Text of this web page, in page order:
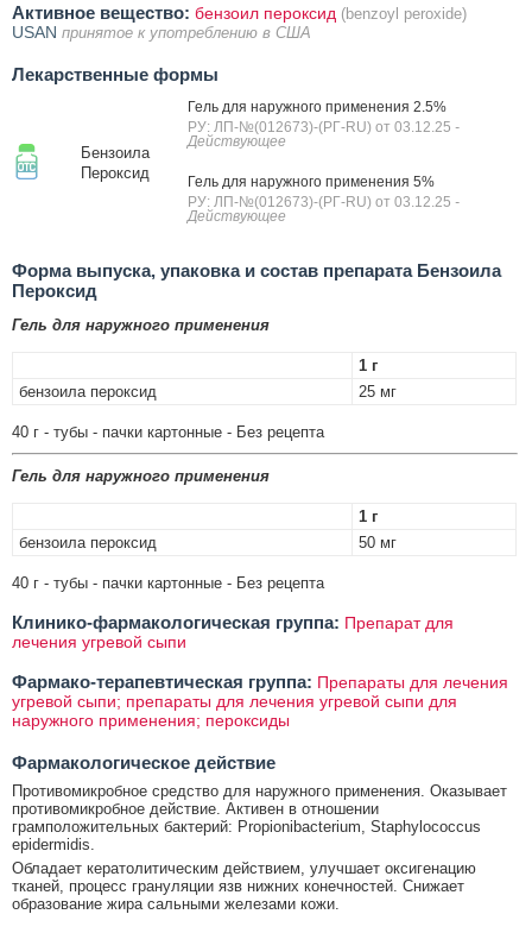
Активное вещество: бензоил пероксид (benzoyl peroxide)
USAN принятое к употреблению в США
Лекарственные формы
Бензоила
Пероксид
Гель для наружного применения 2.5%
РУ: ЛП-№(012673)-(РГ-RU) от 03.12.25 -
Действующее
Гель для наружного применения 5%
РУ: ЛП-№(012673)-(РГ-RU) от 03.12.25 -
Действующее
Форма выпуска, упаковка и состав препарата Бензоила
Пероксид
Гель для наружного применения
1 г
бензоила пероксид
25 мг
40 г - тубы - пачки картонные - Без рецепта
Гель для наружного применения
1 г
бензоила пероксид
50 мг
40 г - тубы - пачки картонные - Без рецепта
Клинико-фармакологическая группа: Препарат для
лечения угревой сыпи
Фармако-терапевтическая группа: Препараты для лечения
угревой сыпи; препараты для лечения угревой сыпи для
наружного применения; пероксиды
Фармакологическое действие
Противомикробное средство для наружного применения. Оказывает
противомикробное действие. Активен в отношении
грамположительных бактерий: Propionibacterium, Staphylococcus
epidermidis.
Обладает кератолитическим действием, улучшает оксигенацию
тканей, процесс грануляции язв нижних конечностей. Снижает
образование жира сальными железами кожи.